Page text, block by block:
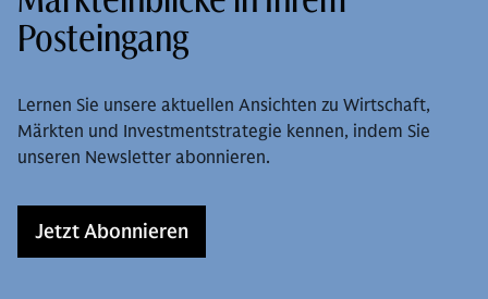
Posteingang
Lernen Sie unsere aktuellen Ansichten zu Wirtschaft,
Märkten und Investmentstrategie kennen, indem Sie
unseren Newsletter abonnieren.
Jetzt Abonnieren